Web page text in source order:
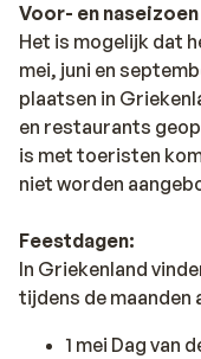
Voor- en naseizoen
Het is mogelijk dat
mei, juni en
plaatsen in
en restaurants
is met toeristen
niet worden
Feestdagen:
In Griekenland
tijdens de
1 mei Dag van